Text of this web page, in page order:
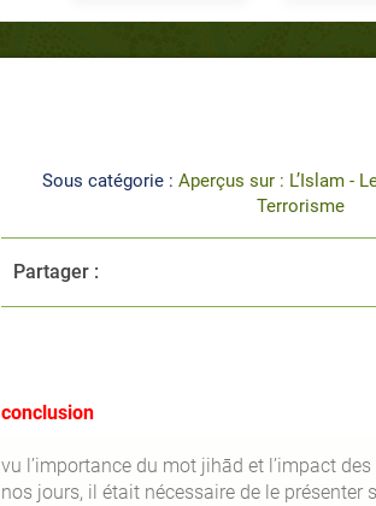
Sous catégorie : Aperçus sur : L’Islam -
Terrorisme
Partager :
conclusion
vu l’importance du mot jihād et l’impact
nos jours, il était nécessaire de le